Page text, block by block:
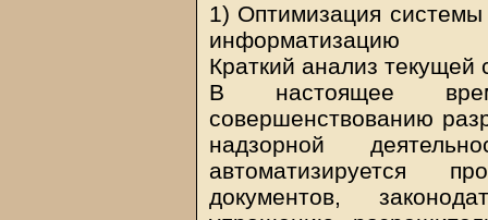
1) Оптимизация системы
информатизацию
Краткий анализ текущей
В настоящее
совершенствованию
надзорной
автоматизируется
документов,